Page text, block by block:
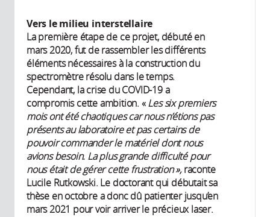
Vers le milieu interstellaire
La première étape de ce projet, débuté en
mars 2020, fut de rassembler les différents
éléments nécessaires à la construction du
spectromètre résolu dans le temps.
Cependant, la crise du COVID-19 a
compromis cette ambition. «Les six premiers
mois ont été chaotiques car nous n’étions pas
présents au laboratoire et pas certains de
pouvoir commander le matériel dont nous
avions besoin. La plus grande difficulté pour
nous était de gérer cette frustration »,raconte
Lucile Rutkowski. Le doctorant qui débutait sa
thèse en octobre a donc dû patienter jusqu’en
mars 2021 pour voir arriver le précieux laser.